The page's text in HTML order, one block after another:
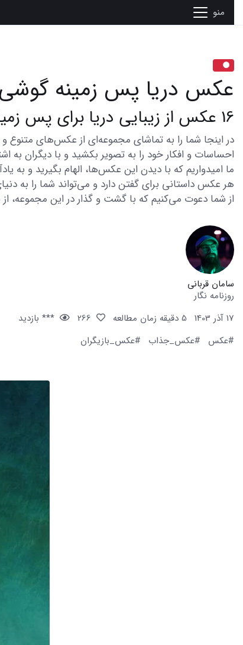
منو
عکس دریا پس زمینه
16 عکس از زیبایی دریا برای پس زمینه گوشی شما
احساسات و افکار خود را به تصویر بکشید و با دیگران به
ما امیدواریم که با دیدن این عکس‌ها، الهام بگیرید و به
هر عکس داستانی برای گفتن دارد و می‌تواند شما را به
از شما دعوت می‌کنیم که با گشت و گذار در این مجموعه،
سامان قربانی
روزنامه نگار
17 آذر 1403
5 دقیقه زمان مطالعه
*** بازدید
#عکس
#عکس_جذاب #عکس_بازیگران